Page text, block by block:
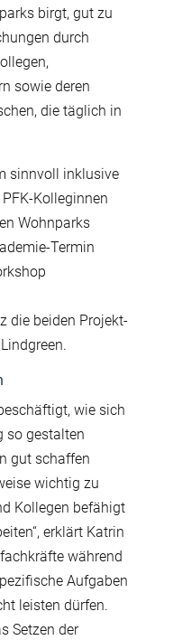
birgt, gut zu
durch
sowie deren
die täglich in
sinnvoll inklusive
Kolleginnen
Wohnparks
Termin
die beiden Projekt-
wie sich
so gestalten
gut schaffen
wichtig zu
Kollegen befähigt
erklärt Katrin
während
Aufgaben
leisten dürfen.
Setzen der